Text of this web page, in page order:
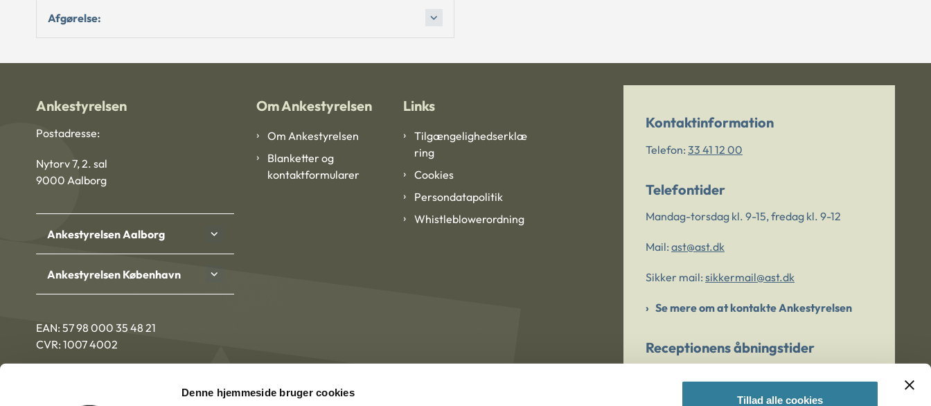
Denne hjemmeside bruger cookies
Tillad alle cookies
Afgørelse:
Ankestyrelsen
Postadresse:
Nytorv 7, 2. sal
9000 Aalborg
Ankestyrelsen Aalborg
Ankestyrelsen København
EAN: 57 98 000 35 48 21
CVR: 1007 4002
Om Ankestyrelsen
Om Ankestyrelsen
Blanketter og
kontaktformularer
Links
Tilgængelighedserklæ
ring
Cookies
Persondatapolitik
Whistleblowerordning
Kontaktinformation
Telefon: 33 41 12 00
Telefontider
Mandag-torsdag kl. 9-15, fredag kl. 9-12
Mail: ast@ast.dk
Sikker mail: sikkermail@ast.dk
Se mere om at kontakte Ankestyrelsen
Receptionens åbningstider